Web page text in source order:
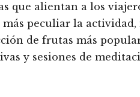
que alientan a los
peculiar la
de frutas más
y sesiones de